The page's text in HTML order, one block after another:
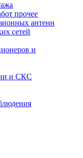
прочее
антенн
сетей
и
и СКС